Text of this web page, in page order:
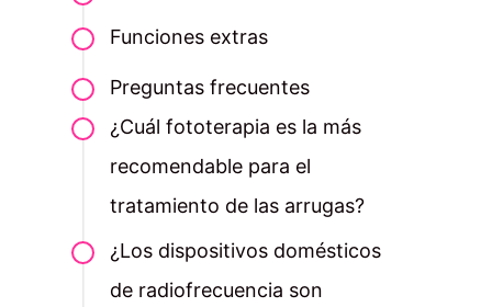
Funciones extras
Preguntas frecuentes
¿Cuál fototerapia es la más
recomendable para el
tratamiento de las arrugas?
¿Los dispositivos domésticos
de radiofrecuencia son